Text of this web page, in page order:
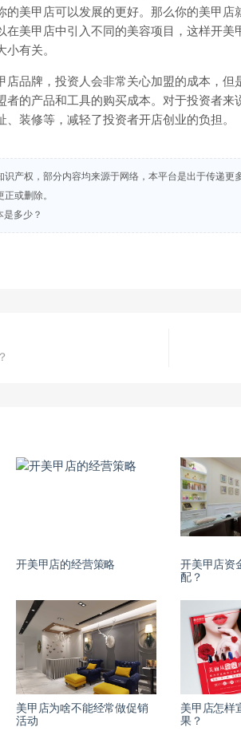
的美甲店可以发展的更好。那么你的美甲店
在美甲店中引入不同的美容项目，这样开
有关。
品牌，投资人会非常关心加盟的成本，但
者的产品和工具的购买成本。对于投资者来
装修等，减轻了投资者开店创业的负担。
识产权，部分内容均来源于网络，本平台是出于传递
或删除。
是多少？
开美甲店的经营策略
开美甲店资
配？
美甲店为啥不能经常做促销
活动
美甲店怎样
果？